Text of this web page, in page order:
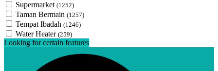
Supermarket (1252)
Taman Bermain (1257)
Tempat Ibadah (1246)
Water Heater (259)
Looking for certain features